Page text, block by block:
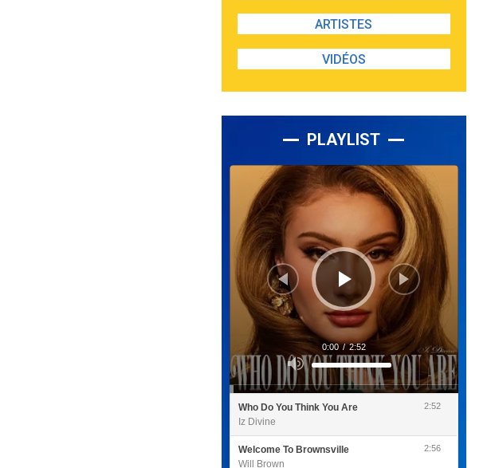
ARTISTES
VIDÉOS
PLAYLIST
Lecteur
Utilisez
les
flèches
haut/bas
augmenter
le
volume.
0:00 / 2:52
Who Do You Think You Are
Iz Divine
2:52
Welcome To Brownsville
Will Brown
2:56